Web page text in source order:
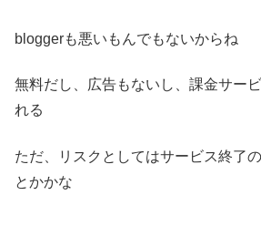
bloggerも悪いもんでもないからね
無料だし、広告もないし、課金サー
れる
ただ、リスクとしてはサービス終了
とかかな